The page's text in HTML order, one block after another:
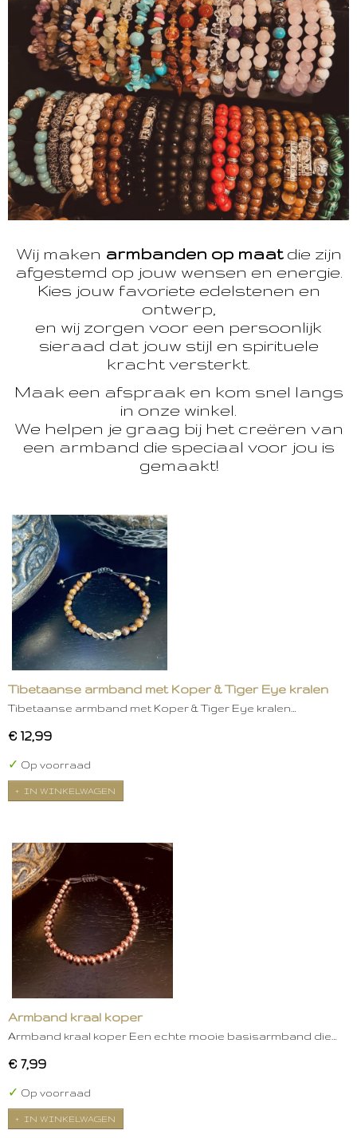
Wij maken armbanden op maatdie zijn
afgestemd op jouw wensen en energie.
Kies jouw favoriete edelstenen en
ontwerp,
en wij zorgen voor een persoonlijk
sieraad dat jouw stijl en spirituele
kracht versterkt.
Maak een afspraak en kom snel langs
in onze winkel.
We helpen je graag bij het creëren van
een armband die speciaal voor jou is
gemaakt!
Tibetaanse armband met Koper & Tiger Eye kralen
Tibetaanse armband met Koper & Tiger Eye kralen…
€ 12,99
✓ Op voorraad
IN WINKELWAGEN
Armband kraal koper
Armband kraal koper Een echte mooie basisarmband die…
€ 7,99
✓ Op voorraad
IN WINKELWAGEN